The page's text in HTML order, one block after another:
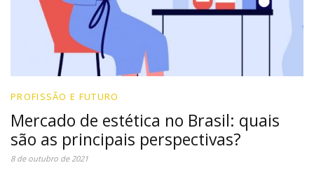
PROFISSÃO E FUTURO
Mercado de estética no Brasil: quais
são as principais perspectivas?
8 de outubro de 2021